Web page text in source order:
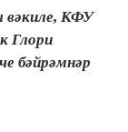
вәкиле, КФУ
Глори
бәйрәмнәр